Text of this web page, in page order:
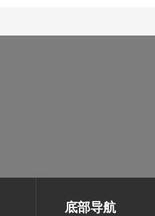
底部导航